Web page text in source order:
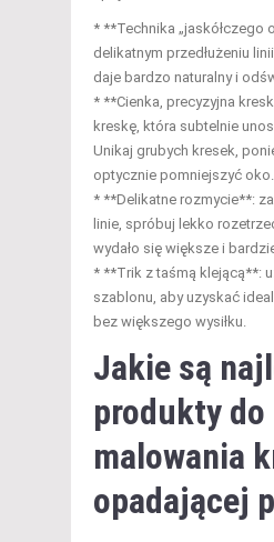
* **Technika „jaskółczego
delikatnym przedłużeniu
daje bardzo naturalny i
* **Cienka, precyzyjna
kreskę, która subtelnie
Unikaj grubych kresek,
optycznie pomniejszyć oko.
* **Delikatne rozmycie**:
linie, spróbuj lekko
wydało się większe i
* **Trik z taśmą klejącą**:
szablonu, aby uzyskać
bez większego wysiłku.
Jakie są
produkty do
malowania
opadającej